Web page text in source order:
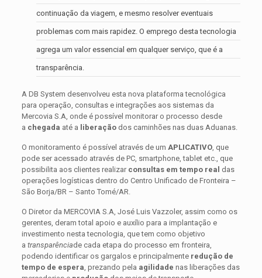
continuação da viagem, e mesmo resolver eventuais
problemas com mais rapidez. O emprego desta tecnologia
agrega um valor essencial em qualquer serviço, que é a
transparência.
A DB System desenvolveu esta nova plataforma tecnológica
para operação, consultas e integrações aos sistemas da
Mercovia S.A, onde é possível monitorar o processo desde
a chegada até a liberaçãodos caminhões nas duas Aduanas.
O monitoramento é possível através de um APLICATIVO, que
pode ser acessado através de PC, smartphone, tablet etc., que
possibilita aos clientes realizar consultas em tempo real das
operações logísticas dentro do Centro Unificado de Fronteira –
São Borja/BR – Santo Tomé/AR.
O Diretor da MERCOVIA S.A, José Luis Vazzoler, assim como os
gerentes, deram total apoio e auxílio para a implantação e
investimento nesta tecnologia, que tem como objetivo
a transparênciade cada etapa do processo em fronteira,
podendo identificar os gargalos e principalmente redução de
tempo de espera , prezando pela agilidade nas liberações das